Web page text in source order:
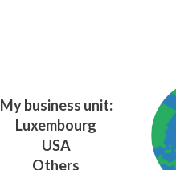
My business unit:
Luxembourg
USA
Others